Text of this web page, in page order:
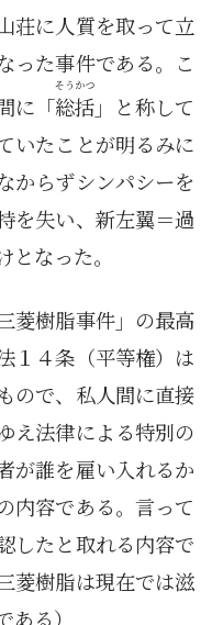
荘に人質を取って立
った事件である。こ
に「総括
そうかつ
」と称して
いたことが明るみに
からずシンパシーを
を失い、新左翼＝過
なった。
菱樹脂事件」の最高
１４条（平等権）は
ので、私人間に直接
え法律による特別の
が誰を雇い入れるか
内容である。言って
したと取れる内容で
菱樹脂は現在では滋
る）